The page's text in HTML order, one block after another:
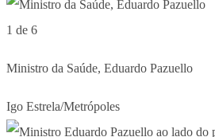
1 de 6
Ministro da Saúde, Eduardo Pazuello
Igo Estrela/Metrópoles